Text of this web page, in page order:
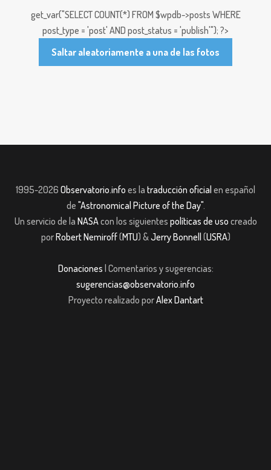
get_var("SELECT COUNT(*) FROM $wpdb->posts WHERE
post_type = 'post' AND post_status = 'publish'"); ?>
Saltar aleatoriamente a una de las fotos
1995-2026 Observatorio.info es la traducción oficial en español
de "Astronomical Picture of the Day".
Un servicio de la NASAcon los siguientes políticas de uso creado
porRobert Nemiroff(MTU) &Jerry Bonnell (USRA)
Donaciones | Comentarios y sugerencias:
sugerencias@observatorio.info
Proyecto realizado porAlex Dantart